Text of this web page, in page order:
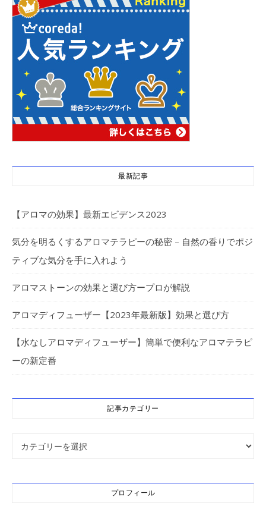
最新記事
【アロマの効果】最新エビデンス2023
気分を明るくするアロマテラピーの秘密 – 自然の香りでポジ
ティブな気分を手に入れよう
アロマストーンの効果と選び方ープロが解説
アロマディフューザー【2023年最新版】効果と選び方
【水なしアロマディフューザー】簡単で便利なアロマテラピ
ーの新定番
記事カテゴリー
記事カテゴリー
プロフィール